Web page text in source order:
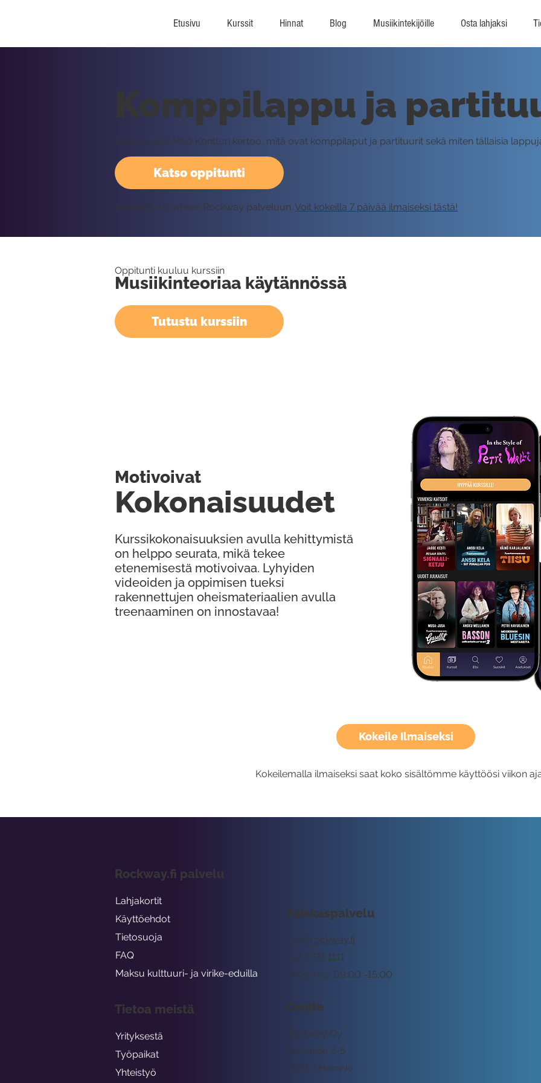
Etusivu Kurssit Hinnat Blog Musiikintekijöille Osta lahjaksi
Kokeile Ilmaiseksi
Kokeilemalla ilmaiseksi saat koko sisältömme käyttöösi viikon
Katso oppitunti
Komppilappu ja
Seuraavaksi Miko Kontturi kertoo, mitä ovat komppilaput ja partituurit sekä miten tällaisia
Vaatii kirjautumisen Rockway palveluun. Voit kokeilla 7 päivää ilmaiseksi tästä!
Oppitunti kuuluu kurssiin
Musiikinteoriaa käytännössä
Tutustu kurssiin
Kurssikokonaisuuksien avulla kehittymistä
on helppo seurata, mikä tekee
etenemisestä motivoivaa. Lyhyiden
videoiden ja oppimisen tueksi
rakennettujen oheismateriaalien avulla
treenaaminen on innostavaa!
Kokonaisuudet
Motivoivat
Asiakaspalvelu
tuki@rockway.fi
Arkisin klo 09:00 -15:00
045 7731 1111
Osoite
Rockway Oy
Lemuntie 3-5
00510 Helsinki
Rockway.fi palvelu
Lahjakortit
Käyttöehdot
Tietosuoja
FAQ
Maksu kulttuuri- ja virike-eduilla
Tietoa meistä
Yrityksestä
Työpaikat
Yhteistyö